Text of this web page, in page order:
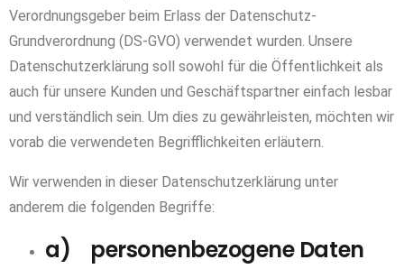
Verordnungsgeber beim Erlass der Datenschutz-
Grundverordnung (DS-GVO) verwendet wurden. Unsere
Datenschutzerklärung soll sowohl für die Öffentlichkeit als
auch für unsere Kunden und Geschäftspartner einfach lesbar
und verständlich sein. Um dies zu gewährleisten, möchten wir
vorab die verwendeten Begrifflichkeiten erläutern.
Wir verwenden in dieser Datenschutzerklärung unter
anderem die folgenden Begriffe:
a) personenbezogene Daten